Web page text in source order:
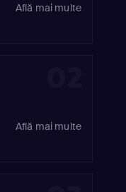
Află mai multe
Află mai multe